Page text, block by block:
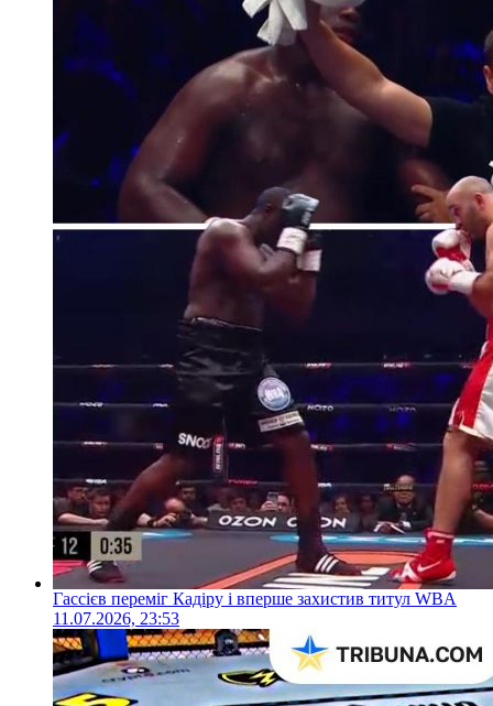
Гассієв переміг Кадіру і вперше захистив титул WBA
11.07.2026, 23:53